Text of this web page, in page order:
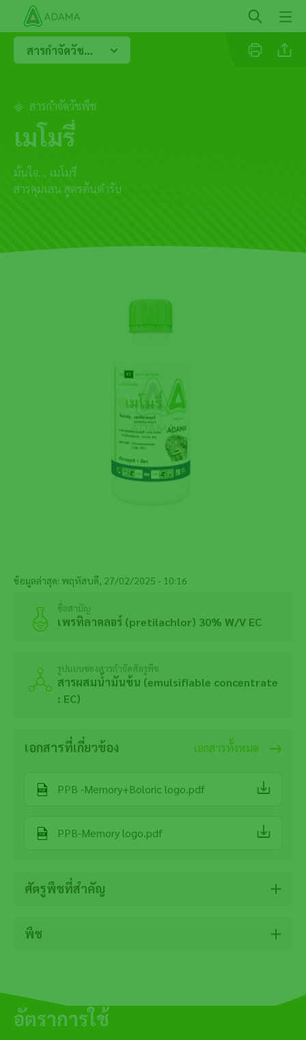
เนื้อหาสารกำจัดวัชพืชในข้าว
สารกำจัดวัชพืช
เมโมรี่
มั่นใจ... เมโมรี่
สารคุมเลน สูตรต้นตำรับ
ข้อมูลล่าสุด: พฤหัสบดี, 27/02/2025 - 10:16
ชื่อสามัญ
เพรทิลาคลอร์ (pretilachlor) 30% W/V EC
รูปแบบของสารกำจัดศัตรูพืช
สารผสมน้ำมันข้น (emulsifiable concentrate
: EC)
เอกสารที่เกี่ยวข้อง เอกสารทั้งหมด
PPB -Memory+Boloric logo.pdf
PPB-Memory logo.pdf
ศัตรูพืชที่สำคัญ
พืช
อัตราการใช้